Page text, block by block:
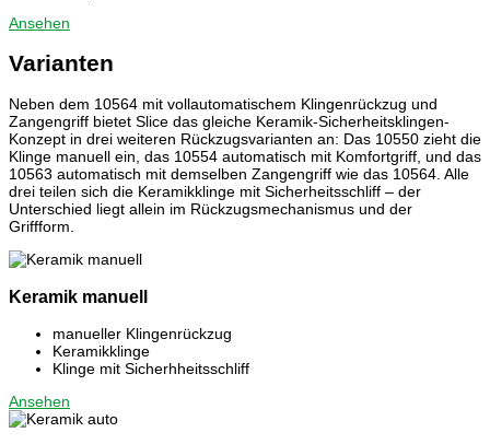
Ansehen
Varianten
Neben dem 10564 mit vollautomatischem Klingenrückzug und
Zangengriff bietet Slice das gleiche Keramik-Sicherheitsklingen-
Konzept in drei weiteren Rückzugsvarianten an: Das 10550 zieht die
Klinge manuell ein, das 10554 automatisch mit Komfortgriff, und das
10563 automatisch mit demselben Zangengriff wie das 10564. Alle
drei teilen sich die Keramikklinge mit Sicherheitsschliff – der
Unterschied liegt allein im Rückzugsmechanismus und der
Griffform.
Keramik manuell
manueller Klingenrückzug
Keramikklinge
Klinge mit Sicherhheitsschliff
Ansehen